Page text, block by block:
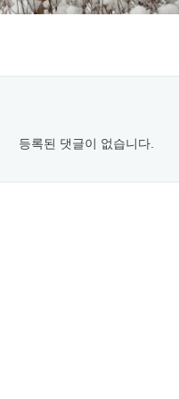
등록된 댓글이 없습니다.